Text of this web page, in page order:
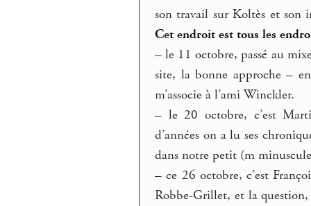
son travail sur Koltès et son
Cet endroit est tous les
– le 11 octobre, passé au
site, la bonne approche –
m’associe à l’ami Winckler.
– le 20 octobre, c’est
d’années on a lu ses
dans notre petit (m
– ce 26 octobre, c’est
Robbe-Grillet, et la